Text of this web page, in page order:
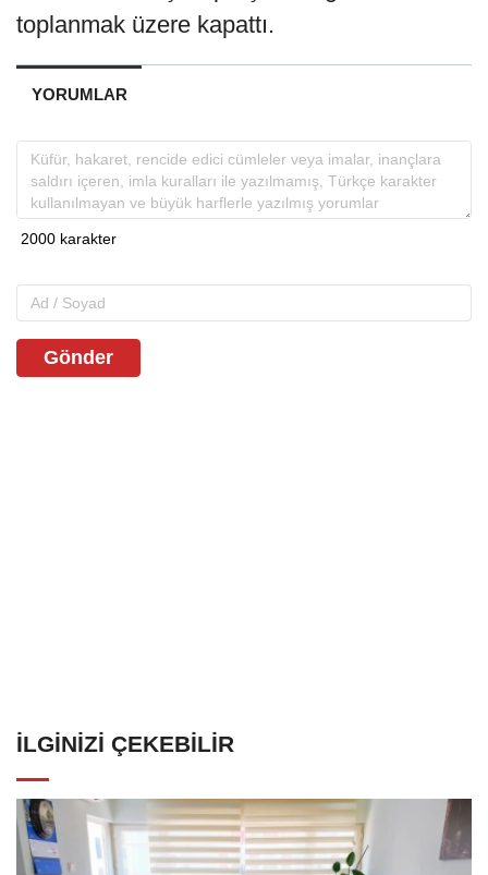
toplanmak üzere kapattı.
YORUMLAR
Gönder
İLGINIZI ÇEKEBILIR